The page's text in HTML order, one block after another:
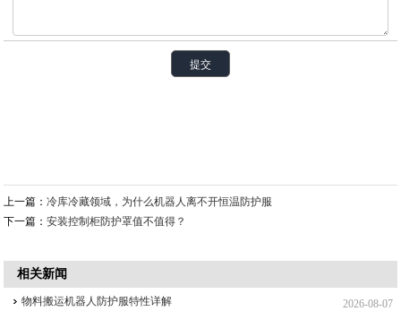
上一篇：冷库冷藏领域，为什么机器人离不开恒温防护服
下一篇：安装控制柜防护罩值不值得？
相关新闻
2026-08-07
物料搬运机器人防护服特性详解